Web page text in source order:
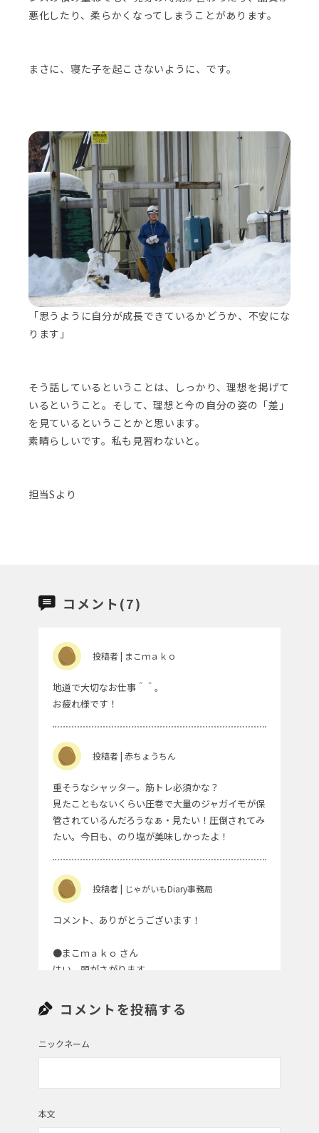
悪化したり、柔らかくなってしまうことがあります。
まさに、寝た子を起こさないように、です。
「思うように自分が成長できているかどうか、不安にな
ります」
そう話しているということは、しっかり、理想を掲げて
いるということ。そして、理想と今の自分の姿の「差」
を見ているということかと思います。
素晴らしいです。私も見習わないと。
担当Sより
コメント(7)
投稿者 | まこｍａｋｏ
地道で大切なお仕事＾＾。
お疲れ様です！
投稿者 | 赤ちょうちん
重そうなシャッター。筋トレ必須かな？
見たこともないくらい圧巻で大量のジャガイモが保
管されているんだろうなぁ・見たい！圧倒されてみ
たい。今日も、のり塩が美味しかったよ！
投稿者 | じゃがいもDiary事務局
コメント、ありがとうございます！
●まこｍａｋｏ さん
はい、頭がさがります。
●赤ちょうちん さん
はい、このシャッターの向こうは高さを合わせる
25mプールより大きいです。
コメントを投稿する
ニックネーム
本文